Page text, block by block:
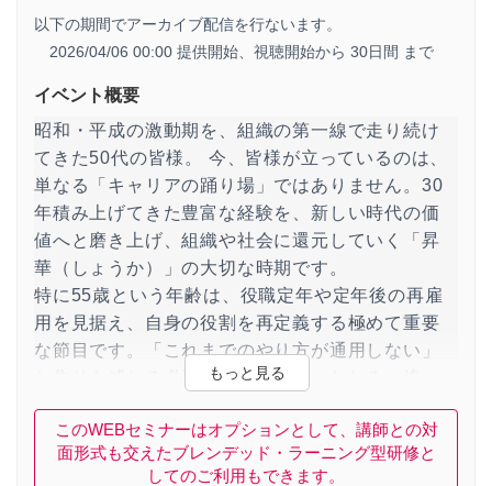
以下の期間でアーカイブ配信を行ないます。
2026/04/06 00:00 提供開始、 視聴開始から 30日間 まで
イベント概要
昭和・平成の激動期を、組織の第一線で走り続け
てきた50代の皆様。 今、皆様が立っているのは、
単なる「キャリアの踊り場」ではありません。30
年積み上げてきた豊富な経験を、新しい時代の価
値へと磨き上げ、組織や社会に還元していく「昇
華（しょうか）」の大切な時期です。
特に55歳という年齢は、役職定年や定年後の再雇
用を見据え、自身の役割を再定義する極めて重要
な節目です。「これまでのやり方が通用しない」
と焦りを感じる必要はありません。むしろ、培っ
た知見を「資産」として捉え直し、自分自身をア
ップデートすることで、周囲から慕われ、求めら
れ続ける「ゴールド人財」へと進化することがで
このWEBセミナーはオプションとして、講師との対
面形式も交えたブレンデッド・ラーニング型研修と
してのご利用もできます。